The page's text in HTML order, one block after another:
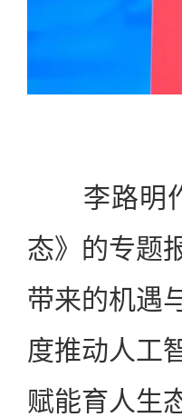
李路明作
态》的专题
带来的机遇
度推动人工
赋能育人生